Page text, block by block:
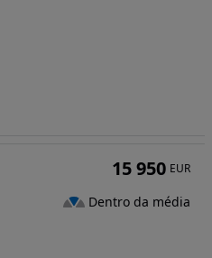
15 950 EUR
Dentro da média